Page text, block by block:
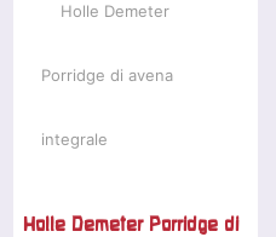
Holle Demeter Porridge di